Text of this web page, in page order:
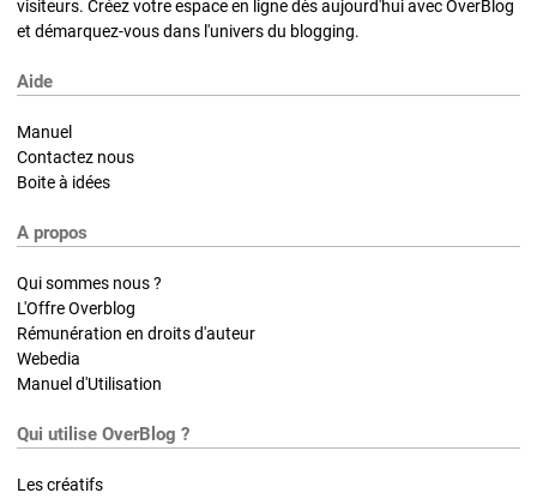
visiteurs. Créez votre espace en ligne dès aujourd'hui avec OverBlog
et démarquez-vous dans l'univers du blogging.
Aide
Manuel
Contactez nous
Boite à idées
A propos
Qui sommes nous ?
L'Offre Overblog
Rémunération en droits d'auteur
Webedia
Manuel d'Utilisation
Qui utilise OverBlog ?
Les créatifs